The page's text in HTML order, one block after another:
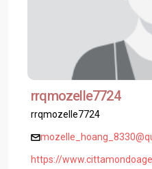
rrqmozelle7724
rrqmozelle7724
https://